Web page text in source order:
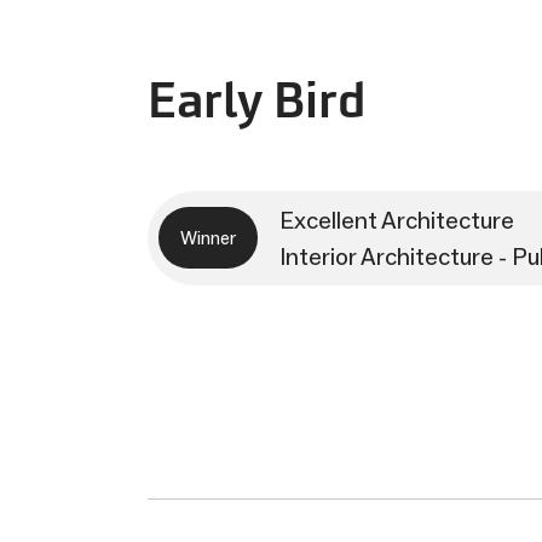
Early Bird
Winner
Excellent Architecture
Interior Architecture -